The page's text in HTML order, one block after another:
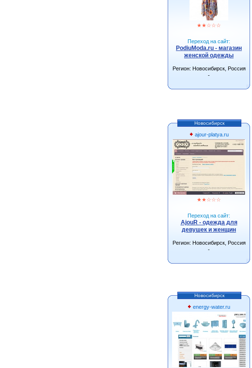
★★☆☆☆
Переход на сайт:
PodiuModa.ru - магазин
женской одежды
Регион: Новосибирск, Россия
-
Новосибирск
ajour-platya.ru
★★☆☆☆
Переход на сайт:
AjouR - одежда для
девушек и женщин
Регион: Новосибирск, Россия
-
Новосибирск
energy-water.ru